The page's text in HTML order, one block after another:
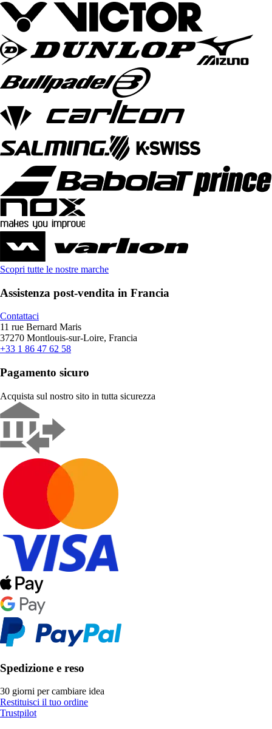
Scopri tutte le nostre marche
Assistenza post-vendita in Francia
Contattaci
11 rue Bernard Maris
37270 Montlouis-sur-Loire, Francia
+33 1 86 47 62 58
Pagamento sicuro
Acquista sul nostro sito in tutta sicurezza
Spedizione e reso
30 giorni per cambiare idea
Restituisci il tuo ordine
Trustpilot